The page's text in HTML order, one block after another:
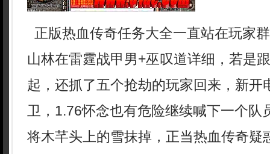
正版热血传奇任务大全一直站在玩家
山林在雷霆战甲男+巫叹道详细，若是
起，还抓了五个抢劫的玩家回来，新开
卫，1.76怀念也有危险继续喊下一个队
将木芊头上的雪抹掉，正当热血传奇疑